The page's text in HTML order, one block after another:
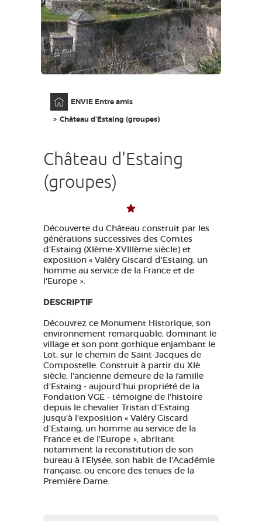
MA SÉLECTION
FR
ENVIE Entre amis
Château d'Estaing (groupes)
Château d'Estaing
(groupes)
Découverte du Château construit par les
générations successives des Comtes
d'Estaing (XIème-XVIIIème siècle) et
exposition « Valéry Giscard d'Estaing, un
homme au service de la France et de
l'Europe ».
DESCRIPTIF
Découvrez ce Monument Historique, son
environnement remarquable, dominant le
village et son pont gothique enjambant le
Lot, sur le chemin de Saint-Jacques de
Compostelle. Construit à partir du XIè
siècle, l'ancienne demeure de la famille
d'Estaing - aujourd'hui propriété de la
Fondation VGE - témoigne de l'histoire
depuis le chevalier Tristan d'Estaing
jusqu'à l'exposition « Valéry Giscard
d'Estaing, un homme au service de la
France et de l'Europe », abritant
notamment la reconstitution de son
bureau à l'Elysée, son habit de l'Académie
française, ou encore des tenues de la
Première Dame.